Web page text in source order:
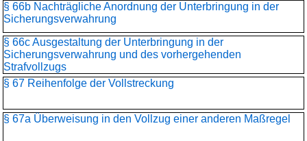
§ 66b Nachträgliche Anordnung der Unterbringung in der
Sicherungsverwahrung
§ 66c Ausgestaltung der Unterbringung in der
Sicherungsverwahrung und des vorhergehenden
Strafvollzugs
§ 67 Reihenfolge der Vollstreckung
§ 67a Überweisung in den Vollzug einer anderen Maßregel